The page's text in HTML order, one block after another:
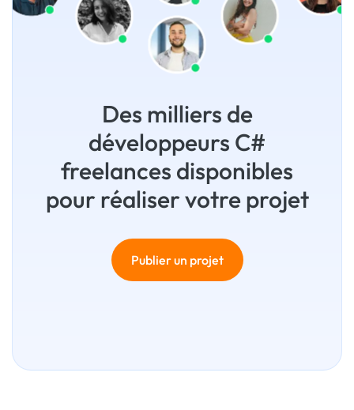
Des milliers de
développeurs C#
freelances disponibles
pour réaliser votre projet
Publier un projet